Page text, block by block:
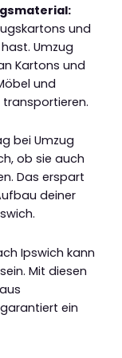
und
Umzug
Kartons und
und
bei Umzug
ob sie auch
Das erspart
deiner
Ipswich kann
Mit diesen
ein